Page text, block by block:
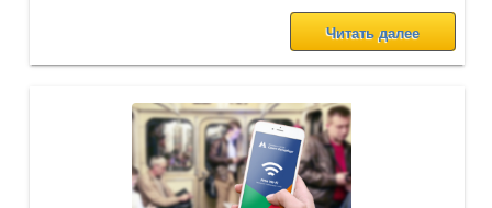
Читать далее